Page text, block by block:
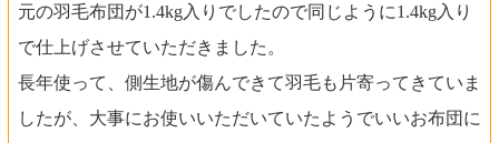
元の羽毛布団が1.4kg入りでしたので同じように1.4kg入り
で仕上げさせていただきました。
長年使って、側生地が傷んできて羽毛も片寄ってきていま
したが、大事にお使いいただいていたようでいいお布団に